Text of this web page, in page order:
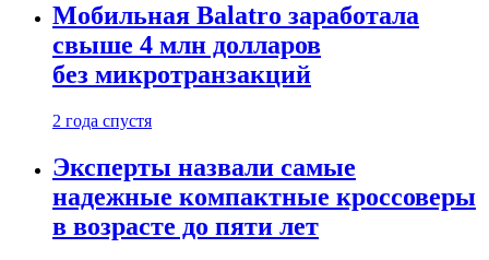
Мобильная Balatro заработала
свыше 4 млн долларов
без микротранзакций
2 года спустя
Эксперты назвали самые
надежные компактные кроссоверы
в возрасте до пяти лет